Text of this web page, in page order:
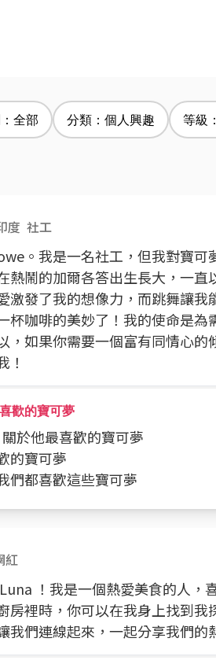
全部 分類：個人興趣 等級
度 社工
。我是一名社工，但我對寶可
熱鬧的加爾各答出生長大，一直
激發了我的想像力，而跳舞讓我
杯咖啡的美妙了！我的使命是為
，如果你需要一個富有同情心的
！
歡的寶可夢
於他最喜歡的寶可夢
的寶可夢
們都喜歡這些寶可夢
紅
！我是一個熱愛美食的人，
房裡時，你可以在我身上找到我
我們連線起來，一起分享我們的